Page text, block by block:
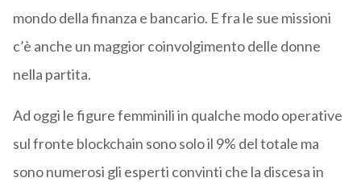
mondo della finanza e bancario. E fra le sue missioni
c’è anche un maggior coinvolgimento delle donne
nella partita.
Ad oggi le figure femminili in qualche modo operative
sul fronte blockchain sono solo il 9% del totale ma
sono numerosi gli esperti convinti che la discesa in